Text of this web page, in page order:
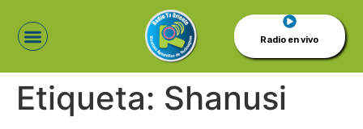
Radio en vivo
Etiqueta: Shanusi